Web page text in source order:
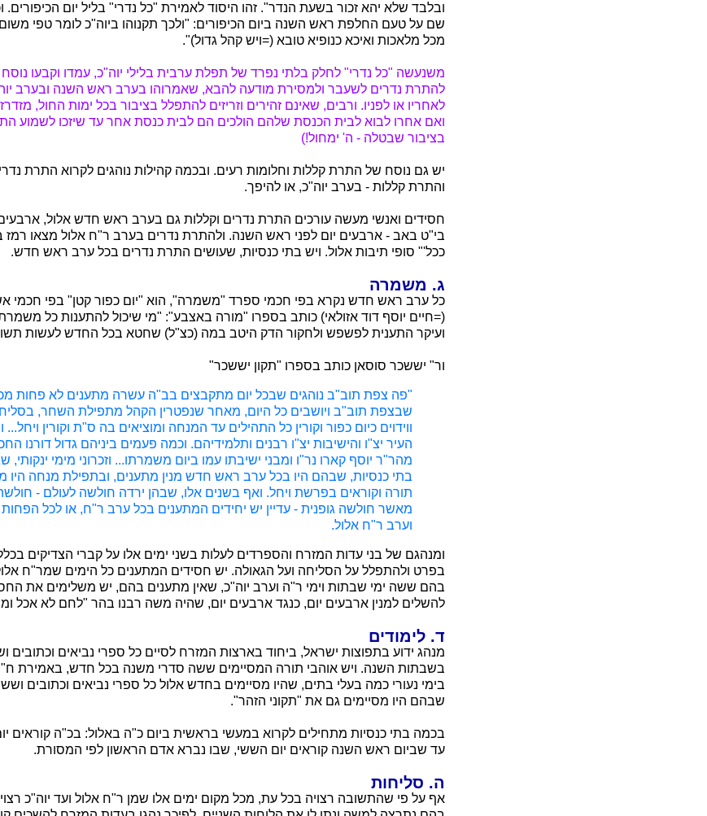
ובלבד שלא יהא זכור בשעת הנדר". זהו היסוד לאמירת "כל נדרי" בליל יום הכיפורים.
שם על טעם החלפת ראש השנה ביום הכיפורים: "ולכך תקנוהו ביוה"כ לומר טפי
מכל מלאכות ואיכא כנופיא טובא (=ויש קהל גדול)".
משנעשה "כל נדרי" לחלק בלתי נפרד של תפלת ערבית בלילי יוה"כ, עמדו וקבעו נוסח
להתרת נדרים לשעבר ולמסירת מודעה להבא, שאמרוהו בערב ראש השנה ובערב
לאחריו או לפניו. ורבים, שאינם זהירים וזריזים להתפלל בציבור בכל ימות החול,
ואם אחרו לבוא לבית הכנסת שלהם הולכים הם לבית כנסת אחר עד שיזכו לשמוע
בציבור שבטלה - ה' ימחול!)
יש גם נוסח של התרת קללות וחלומות רעים. ובכמה קהילות נוהגים לקרוא התרת
והתרת קללות - בערב יוה"כ, או להיפך.
חסידים ואנשי מעשה עורכים התרת נדרים וקללות גם בערב ראש חדש אלול, ארבעים
בי"ט באב - ארבעים יום לפני ראש השנה. ולהתרת נדרים בערב ר"ח אלול מצאו רמז
ככל'" סופי תיבות אלול. ויש בתי כנסיות, שעושים התרת נדרים בכל ערב ראש חדש.
ג. משמרה
כל ערב ראש חדש נקרא בפי חכמי ספרד "משמרה", הוא "יום כפור קטן" בפי חכמי
(=חיים יוסף דוד אזולאי) כותב בספרו "מורה באצבע": "מי שיכול להתענות כל
ועיקר התענית לפשפש ולחקור הדק היטב במה (כצ"ל) שחטא בכל החדש לעשות
ור" יששכר סוסאן כותב בספרו "תקון יששכר"
"פה צפת תוב"ב נוהגים שבכל יום מתקבצים בב"ה עשרה מתענים לא פחות
שבצפת תוב"ב ויושבים כל היום, מאחר שנפטרין הקהל מתפילת השחר,
ווידוים כיום כפור וקורין כל התהילים עד המנחה ומוציאים בה ס"ת וקורין
העיר יצ"ו והישיבות יצ"ו רבנים ותלמידיהם. וכמה פעמים ביניהם גדול דורנו
מהר"ר יוסף קארו נר"ו ומבני ישיבתו עמו ביום משמרתו... וזכרוני מימי ינקותי,
בתי כנסיות, שבהם היו בכל ערב ראש חדש מנין מתענים, ובתפילת מנחה היו
תורה וקוראים בפרשת ויחל. ואף בשנים אלו, שבהן ירדה חולשה לעולם -
מאשר חולשה גופנית - עדיין יש יחידים המתענים בכל ערב ר"ח, או לכל
וערב ר"ח אלול.
ומנהגם של בני עדות המזרח והספרדים לעלות בשני ימים אלו על קברי הצדיקים
בפרט ולהתפלל על הסליחה ועל הגאולה. יש חסידים המתענים כל הימים שמר"ח אלול
בהם ששה ימי שבתות וימי ר"ה וערב יוה"כ, שאין מתענים בהם, יש משלימים את
להשלים למנין ארבעים יום, כנגד ארבעים יום, שהיה משה רבנו בהר "לחם לא אכל
ד. לימודים
מנהג ידוע בתפוצות ישראל, ביחוד בארצות המזרח לסיים כל ספרי נביאים
בשבתות השנה. ויש אוהבי תורה המסיימים ששה סדרי משנה בכל חדש, באמירת ח"י
בימי נעורי כמה בעלי בתים, שהיו מסיימים בחדש אלול כל ספרי נביאים וכתובים
שבהם היו מסיימים גם את "תקוני הזהר".
בכמה בתי כנסיות מתחילים לקרוא במעשי בראשית ביום כ"ה באלול: בכ"ה קוראים
עד שביום ראש השנה קוראים יום הששי, שבו נברא אדם הראשון לפי המסורת.
ה. סליחות
אף על פי שהתשובה רצויה בכל עת, מכל מקום ימים אלו שמן ר"ח אלול ועד יוה"כ